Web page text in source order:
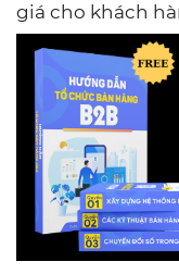
giá cho khách